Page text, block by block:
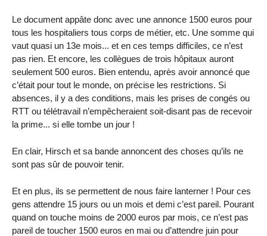
Le document appâte donc avec une annonce 1500 euros pour
tous les hospitaliers tous corps de métier, etc. Une somme qui
vaut quasi un 13e mois... et en ces temps difficiles, ce n’est
pas rien. Et encore, les collègues de trois hôpitaux auront
seulement 500 euros. Bien entendu, après avoir annoncé que
c’était pour tout le monde, on précise les restrictions. Si
absences, il y a des conditions, mais les prises de congés ou
RTT ou télétravail n’empêcheraient soit-disant pas de recevoir
la prime... si elle tombe un jour !
En clair, Hirsch et sa bande annoncent des choses qu’ils ne
sont pas sûr de pouvoir tenir.
Et en plus, ils se permettent de nous faire lanterner ! Pour ces
gens attendre 15 jours ou un mois et demi c’est pareil. Pourant
quand on touche moins de 2000 euros par mois, ce n’est pas
pareil de toucher 1500 euros en mai ou d’attendre juin pour